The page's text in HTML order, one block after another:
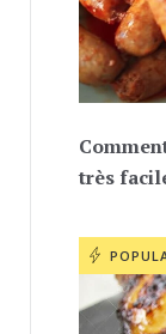
très